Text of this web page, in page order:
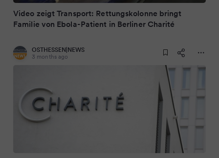
Video zeigt Transport: Rettungskolonne bringt
Familie von Ebola-Patient in Berliner Charité
OSTHESSEN|NEWS
3 months ago